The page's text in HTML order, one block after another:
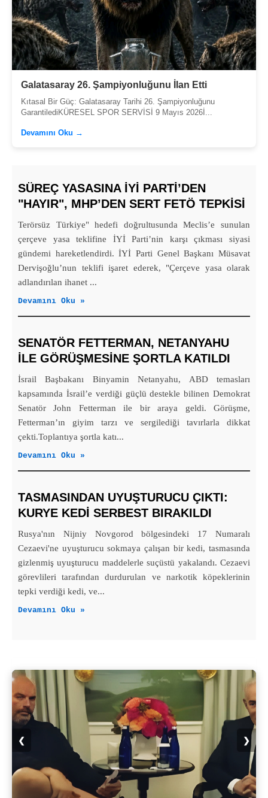
Galatasaray 26. Şampiyonluğunu İlan Etti
Kıtasal Bir Güç: Galatasaray Tarihi 26. Şampiyonluğunu
GarantilediKÜRESEL SPOR SERVİSİ 9 Mayıs 2026İ...
Devamını Oku →
SÜREÇ YASASINA İYİ PARTI’DEN
"HAYIR", MHP’DEN SERT FETÖ TEPKISI
Terörsüz Türkiye" hedefi doğrultusunda Meclis’e sunulan
çerçeve yasa teklifine İYİ Parti’nin karşı çıkması siyasi
gündemi hareketlendirdi. İYİ Parti Genel Başkanı Müsavat
Dervişoğlu’nun teklifi işaret ederek, "Çerçeve yasa olarak
adlandırılan ihanet ...
Devamını Oku »
SENATÖR FETTERMAN, NETANYAHU
ILE GÖRÜŞMESINE ŞORTLA KATILDI
İsrail Başbakanı Binyamin Netanyahu, ABD temasları
kapsamında İsrail’e verdiği güçlü destekle bilinen Demokrat
Senatör John Fetterman ile bir araya geldi. Görüşme,
Fetterman’ın giyim tarzı ve sergilediği tavırlarla dikkat
çekti.Toplantıya şortla katı...
Devamını Oku »
TASMASINDAN UYUŞTURUCU ÇIKTI:
KURYE KEDI SERBEST BIRAKILDI
Rusya'nın Nijniy Novgorod bölgesindeki 17 Numaralı
Cezaevi'ne uyuşturucu sokmaya çalışan bir kedi, tasmasında
gizlenmiş uyuşturucu maddelerle suçüstü yakalandı. Cezaevi
görevlileri tarafından durdurulan ve narkotik köpeklerinin
tepki verdiği kedi, ve...
Devamını Oku »
❮ ❯